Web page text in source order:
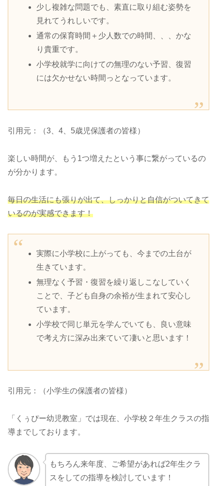
少し複雑な問題でも、素直に取り組む姿勢を
見れてうれしいです。
通常の保育時間＋少人数での時間、、、かな
り貴重です。
小学校就学に向けての無理のない予習、復習
には欠かせない時間っとなっています。
引用元：（3、4、5歳児保護者の皆様）
楽しい時間が、もう1つ増えたという事に繋がっているの
が分かります。
毎日の生活にも張りが出て、しっかりと自信がついてきて
いるのが実感できます！
実際に小学校に上がっても、今までの土台が
生きています。
無理なく予習・復習を繰り返しこなしていく
ことで、子ども自身の余裕が生まれて安心し
ています。
小学校で同じ単元を学んでいても、良い意味
で考え方に深み出来ていて凄いと思います！
引用元：（小学生の保護者の皆様）
「くぅぴー幼児教室」では現在、小学校２年生クラスの指
導までしております。
もちろん来年度、ご希望があれば2年生クラ
スをしての指導を検討しています！